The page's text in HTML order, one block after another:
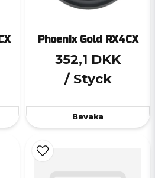
Phoenix Gold RX4CX
352,1 DKK
/ Styck
Bevaka